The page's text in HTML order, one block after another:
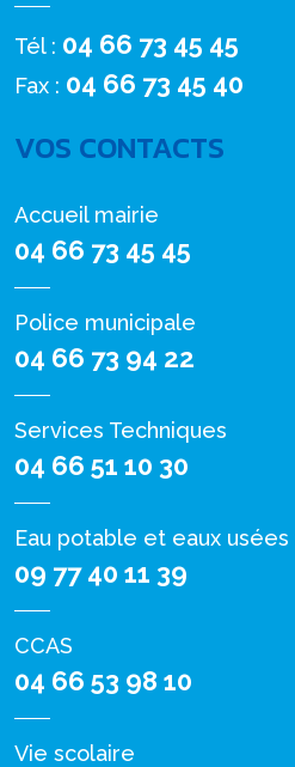
Tél : 04 66 73 45 45
Fax : 04 66 73 45 40
VOS CONTACTS
Accueil mairie
04 66 73 45 45
Police municipale
04 66 73 94 22
Services Techniques
04 66 51 10 30
Eau potable et eaux
09 77 40 11 39
CCAS
04 66 53 98 10
Vie scolaire